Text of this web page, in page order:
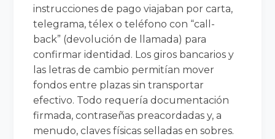
instrucciones de pago viajaban por carta,
telegrama, télex o teléfono con “call-
back” (devolución de llamada) para
confirmar identidad. Los giros bancarios y
las letras de cambio permitían mover
fondos entre plazas sin transportar
efectivo. Todo requería documentación
firmada, contraseñas preacordadas y, a
menudo, claves físicas selladas en sobres.